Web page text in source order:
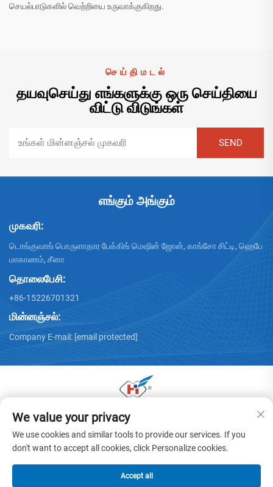
செயல்பாடுகளில் வெற்றியை உருவாக்குகிறது.
செய்திமடல்
தயவுசெய்து எங்களுக்கு ஒரு செய்தியை
விட்டு விடுங்கள்
எங்கும் அங்கும்
முகவரி:
டொங்குவாங் பொருளாதார பேக்கிங் மெஷின் ஜோன், காங்சோ சிட்டி, ஹெபே
மாகாணம், சீனா
தொலைபேசி:
+86-15226701321
மின்னஞ்சல்:
Company E-mail: [email protected]
டொங்குவாங் ஹுவாயு கார்ட்டன் மெஷினரி கோ., லிமிடெட் இன் ©
2025 அனைத்து உரிமைகளும் பாதுகாக்கப்பட்டவை -தனிமை
கொள்கை
We value your privacy
We use cookies and similar tools to provide our services. If you
don't want to accept all cookies, click Personalize cookies.
Accept all